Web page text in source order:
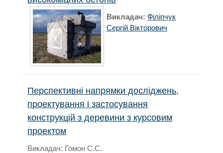
Викладач: Філіпчук
Сергій Вікторович
Перспективні напрямки досліджень,
проектування і застосування
конструкцій з деревини з курсовим
проектом
Викладач: Гомон С.С.